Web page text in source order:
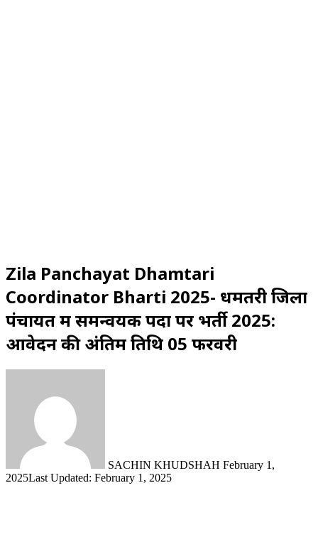
Zila Panchayat Dhamtari
Coordinator Bharti 2025- धमतरी जिला
पंचायत में समन्वयक पदों पर भर्ती 2025:
आवेदन की अंतिम तिथि 05 फरवरी
SACHIN KHUDSHAH February 1,
2025Last Updated: February 1, 2025